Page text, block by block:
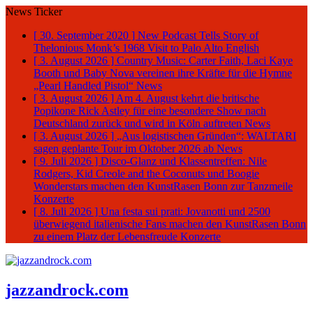
News Ticker
[ 30. September 2020 ] New Podcast Tells Story of
Thelonious Monk’s 1968 Visit to Palo Alto English
[ 3. August 2026 ] Country Music: Carter Faith, Laci Kaye
Booth und Baby Nova vereinen ihre Kräfte für die Hymne
„Pearl Handled Pistol“ News
[ 3. August 2026 ] Am 4. August kehrt die britische
Popikone Rick Astley für eine besondere Show nach
Deutschland zurück und wird in Köln auftreten News
[ 3. August 2026 ] „Aus logistischen Gründen“: WALTARI
sagen geplante Tour im Oktober 2026 ab News
[ 9. Juli 2026 ] Disco-Glanz und Klassentreffen: Nile
Rodgers, Kid Creole and the Coconuts und Boogie
Wonderstars machen den KunstRasen Bonn zur Tanzmeile
Konzerte
[ 8. Juli 2026 ] Una festa sui prati: Jovanotti und 2500
überwiegend italienische Fans machen den KunstRasen Bonn
zu einem Platz der Lebensfreude Konzerte
jazzandrock.com